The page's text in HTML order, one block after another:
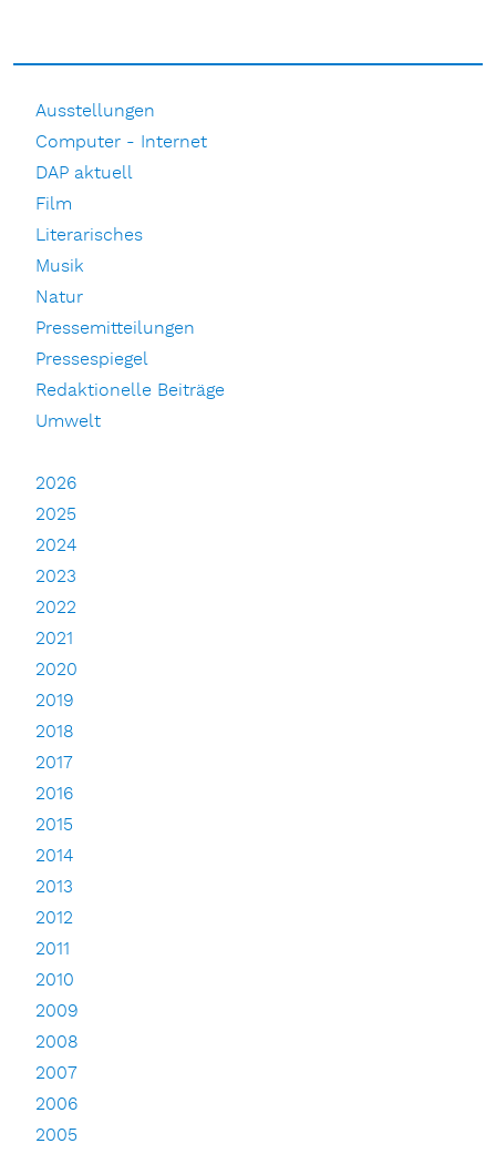
Ausstellungen
Computer - Internet
DAP aktuell
Film
Literarisches
Musik
Natur
Pressemitteilungen
Pressespiegel
Redaktionelle Beiträge
Umwelt
2026
2025
2024
2023
2022
2021
2020
2019
2018
2017
2016
2015
2014
2013
2012
2011
2010
2009
2008
2007
2006
2005